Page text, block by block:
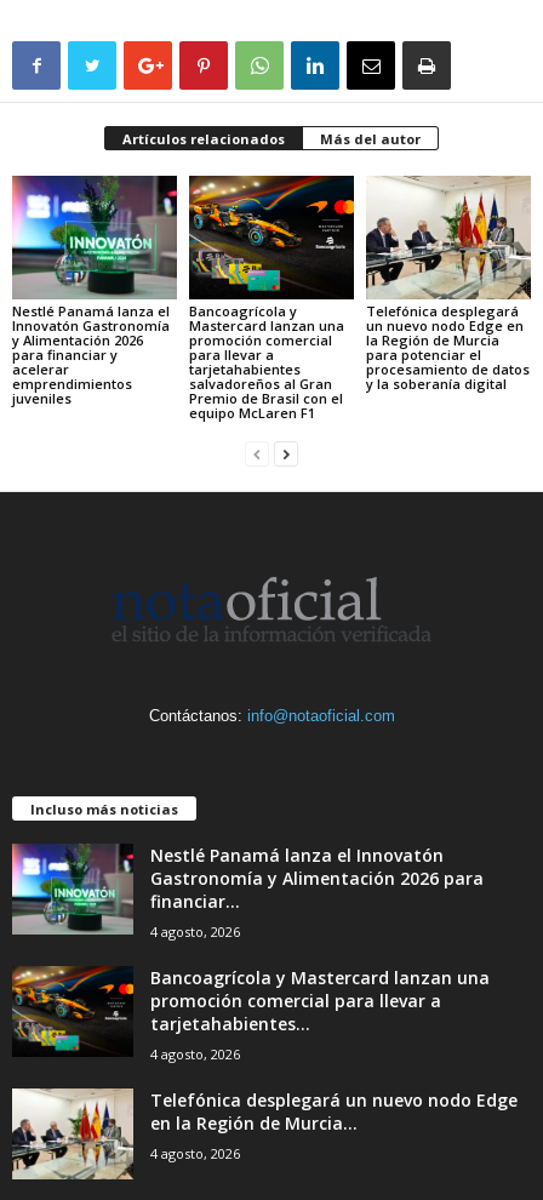
Artículos relacionados Más del autor
Nestlé Panamá lanza el
Innovatón Gastronomía
y Alimentación 2026
para financiar y
acelerar
emprendimientos
juveniles
Bancoagrícola y
Mastercard lanzan una
promoción comercial
para llevar a
tarjetahabientes
salvadoreños al Gran
Premio de Brasil con el
equipo McLaren F1
Telefónica desplegará
un nuevo nodo Edge en
la Región de Murcia
para potenciar el
procesamiento de datos
y la soberanía digital
Contáctanos: info@notaoficial.com
Incluso más noticias
Nestlé Panamá lanza el Innovatón
Gastronomía y Alimentación 2026 para
financiar...
4 agosto, 2026
Bancoagrícola y Mastercard lanzan una
promoción comercial para llevar a
tarjetahabientes...
4 agosto, 2026
Telefónica desplegará un nuevo nodo Edge
en la Región de Murcia...
4 agosto, 2026